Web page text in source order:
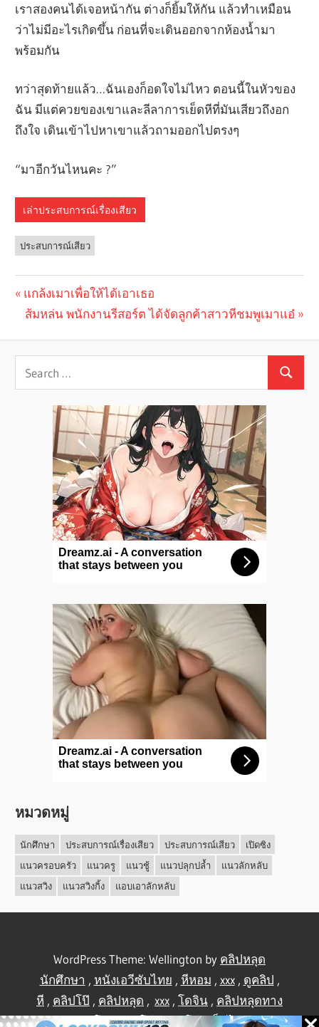
เราสองคนได้เจอหน้ากัน ต่างก็ยิ้มให้กัน แล้วทำเหมือน
ว่าไม่มีอะไรเกิดขึ้น ก่อนที่จะเดินออกจากห้องน้ำมา
พร้อมกัน
ทว่าสุดท้ายแล้ว…ฉันเองก็อดใจไม่ไหว ตอนนี้ในหัวของ
ฉัน มีแต่ควยของเขาและลีลาการเย็ดหีที่มันเสียวถึงอก
ถึงใจ เดินเข้าไปหาเขาแล้วถามออกไปตรงๆ
“มาอีกวันไหนคะ ?”
เล่าประสบการณ์เรื่องเสียว
ประสบการณ์เสียว
Post
navigation
Previous
Post:
แกล้งเมาเพื่อให้ได้เอาเธอ
Next
ส้มหล่น พนักงานรีสอร์ต ได้จัดลูกค้าสาวหีชมพูเมาแอ๋
หมวดหมู่
นักศึกษา ประสบการณ์เรื่องเสียว ประสบการณ์เสียว
เปิดซิง
แนวครอบครัว
แนวครู แนวชู้ แนวปลุกปล้ำ
แนวลักหลับ
แนวสวิง
แนวสวิงกิ้ง แอบเอาลักหลับ
WordPress Theme: Wellington by คลิปหลุด
นักศึกษา , หนังเอวีซับไทย , หีหอม , xxx, ดูคลิป ,
หี , คลิปโป๊ , คลิปหลุด , xxx , โดจิน , คลิปหลุดทาง
บ้าน ,คลิปโป้ ,คลิปโป๊,คลิปโป๊,เย็ดไทย,คลิป